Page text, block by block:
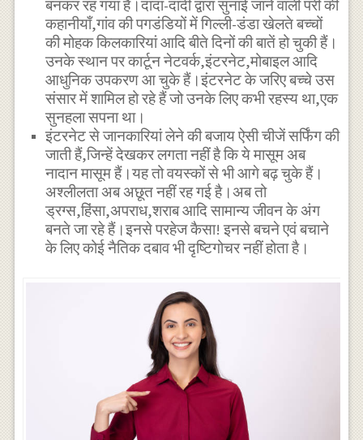
बनकर रह गया है।दादा-दादी द्वारा सुनाई जाने वाली परी की
कहानीयाँ,गांव की पगडंडियों में गिल्ली-डंडा खेलते बच्चों
की मोहक किलकारियां आदि बीते दिनों की बातें हो चुकी हैं।
उनके स्थान पर कार्टून नेटवर्क,इंटरनेट,मोबाइल आदि
आधुनिक उपकरण आ चुके हैं।इंटरनेट के जरिए बच्चे उस
संसार में शामिल हो रहे हैं जो उनके लिए कभी रहस्य था,एक
सुनहला सपना था।
इंटरनेट से जानकारियां लेने की बजाय ऐसी चीजें सर्फिंग की
जाती हैं,जिन्हें देखकर लगता नहीं है कि ये मासूम अब
नादान मासूम हैं।यह तो वयस्कों से भी आगे बढ़ चुके हैं।
अश्लीलता अब अछूत नहीं रह गई है।अब तो
ड्रग्स,हिंसा,अपराध,शराब आदि सामान्य जीवन के अंग
बनते जा रहे हैं।इनसे परहेज कैसा! इनसे बचने एवं बचाने
के लिए कोई नैतिक दबाव भी दृष्टिगोचर नहीं होता है।